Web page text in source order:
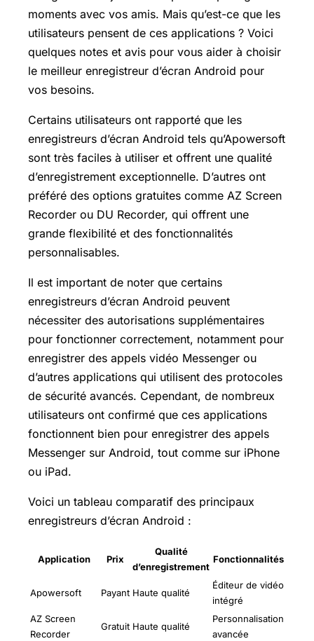
moments avec vos amis. Mais qu’est-ce que les
utilisateurs pensent de ces applications ? Voici
quelques notes et avis pour vous aider à choisir
le meilleur enregistreur d’écran Android pour
vos besoins.
Certains utilisateurs ont rapporté que les
enregistreurs d’écran Android tels qu’Apowersoft
sont très faciles à utiliser et offrent une qualité
d’enregistrement exceptionnelle. D’autres ont
préféré des options gratuites comme AZ Screen
Recorder ou DU Recorder, qui offrent une
grande flexibilité et des fonctionnalités
personnalisables.
Il est important de noter que certains
enregistreurs d’écran Android peuvent
nécessiter des autorisations supplémentaires
pour fonctionner correctement, notamment pour
enregistrer des appels vidéo Messenger ou
d’autres applications qui utilisent des protocoles
de sécurité avancés. Cependant, de nombreux
utilisateurs ont confirmé que ces applications
fonctionnent bien pour enregistrer des appels
Messenger sur Android, tout comme sur iPhone
ou iPad.
Voici un tableau comparatif des principaux
enregistreurs d’écran Android :
Application Prix
Qualité
d’enregistrement
Fonctionnalités
Apowersoft Payant Haute qualité
Éditeur de vidéo
intégré
AZ Screen
Recorder
Gratuit Haute qualité
Personnalisation
avancée